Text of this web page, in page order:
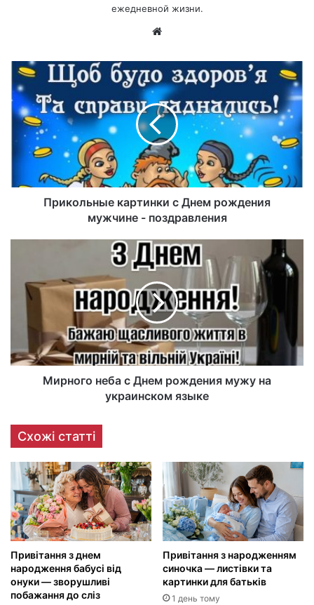
ежедневной жизни.
Прикольные картинки с Днем рождения
мужчине - поздравления
Мирного неба с Днем рождения мужу на
украинском языке
Схожі статті
Привітання з днем
народження бабусі від
онуки — зворушливі
побажання до сліз
Привітання з народженням
синочка — листівки та
картинки для батьків
1 день тому